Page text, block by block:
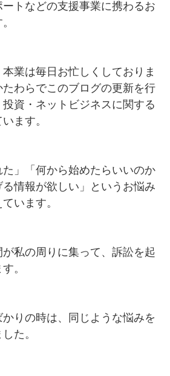
トなどの支援事業に携わるお
業は毎日お忙しくしておりま
わらでこのブログの更新を行
資・ネットビジネスに関する
ます。
た」「何から始めたらいいのか
情報が欲しい」というお悩み
います。
私の周りに集って、訴訟を起
。
りの時は、同じような悩みを
た。